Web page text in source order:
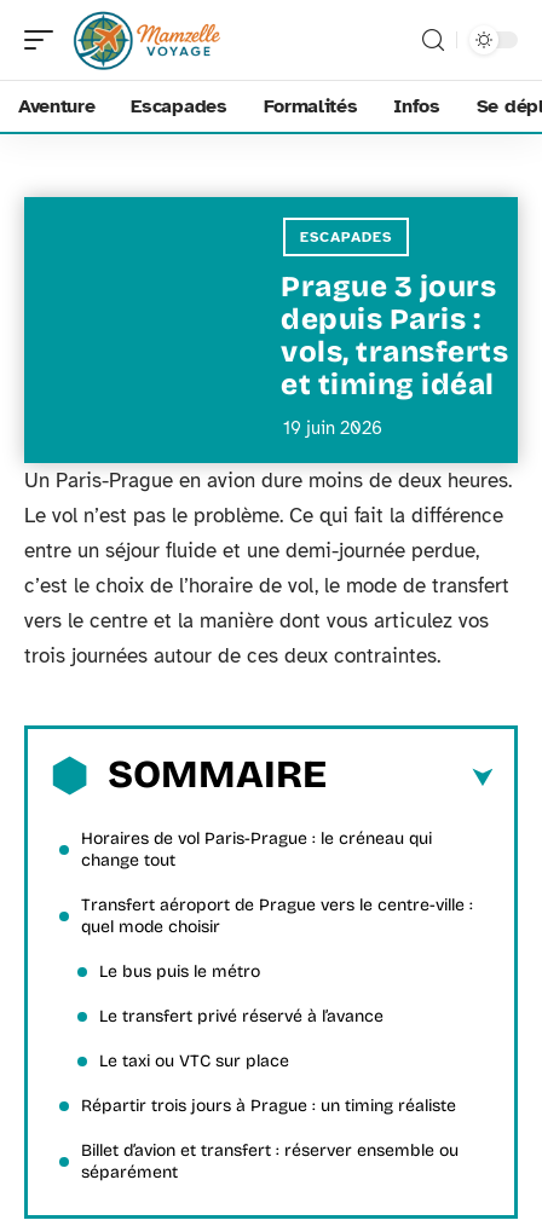
Aventure Escapades Formalités Infos Se
ESCAPADES
Prague 3 jours
depuis Paris :
vols, transferts
et timing idéal
19 juin 2026
Un Paris-Prague en avion dure moins de deux heures.
Le vol n’est pas le problème. Ce qui fait la différence
entre un séjour fluide et une demi-journée perdue,
c’est le choix de l’horaire de vol, le mode de transfert
vers le centre et la manière dont vous articulez vos
trois journées autour de ces deux contraintes.
SOMMAIRE
Horaires de vol Paris-Prague : le créneau qui
change tout
Transfert aéroport de Prague vers le centre-ville :
quel mode choisir
Le bus puis le métro
Le transfert privé réservé à l’avance
Le taxi ou VTC sur place
Répartir trois jours à Prague : un timing réaliste
Billet d’avion et transfert : réserver ensemble ou
séparément